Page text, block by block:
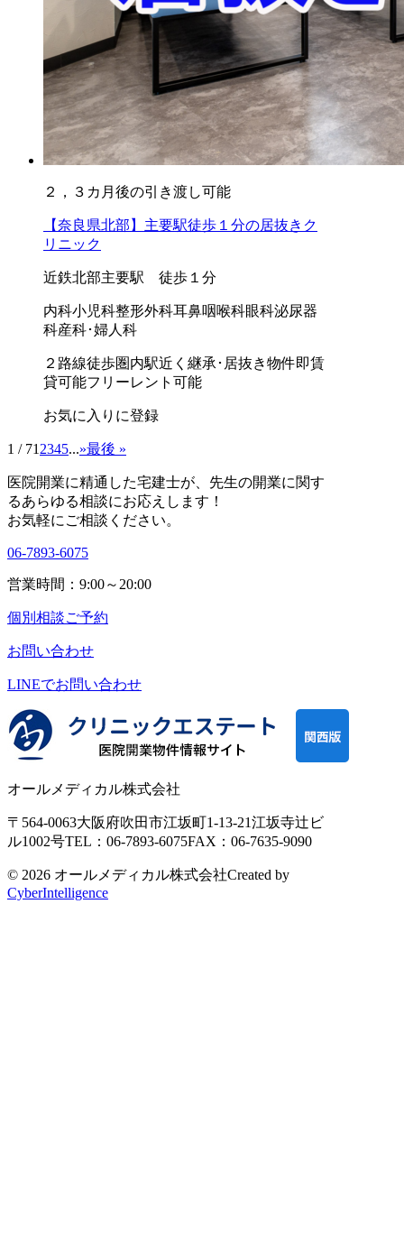
２，３カ月後の引き渡し可能
【奈良県北部】主要駅徒歩１分の居抜きク
リニック
近鉄北部主要駅 徒歩１分
内科小児科整形外科耳鼻咽喉科眼科泌尿器
科産科･婦人科
２路線徒歩圏内駅近く 継承･居抜き物件即賃
貸可能フリーレント可能
お気に入りに登録
1 / 71 2345...»最後 »
医院開業に精通した宅建士が、 先生の開業に関す
るあらゆる相談にお応えします！
お気軽にご相談ください。
06-7893-6075
営業時間：9:00～20:00
個別相談ご予約
お問い合わせ
LINEでお問い合わせ
オールメディカル株式会社
〒564-0063大阪府吹田市江坂町1-13-21江坂寺辻ビ
ル1002号TEL：06-7893-6075FAX：06-7635-9090
© 2026 オールメディカル株式会社Created by
CyberIntelligence